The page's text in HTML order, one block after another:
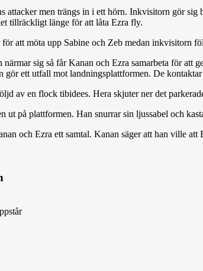
attacker men trängs in i ett hörn. Inkvisitorn gör
tillräckligt länge för att låta Ezra fly.
att möta upp Sabine och Zeb medan inkvisitorn
sig så får Kanan och Ezra samarbeta för att
gör ett utfall mot landningsplattformen. De
av en flock tibidees. Hera skjuter ner det
ut på plattformen. Han snurrar sin ljussabel och
och Ezra ett samtal. Kanan säger att han ville